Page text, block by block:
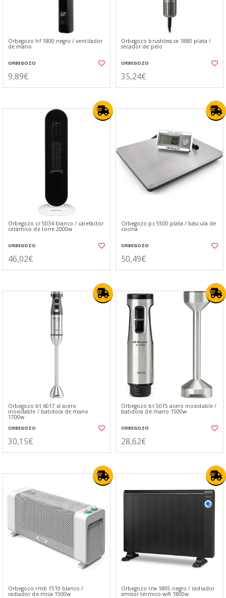
Orbegozo hf 1800 negro / ventilador
de mano
ORBEGOZO
9,89€
Orbegozo brushless se 1880 plata /
secador de pelo
ORBEGOZO
35,24€
Orbegozo cr 5034 blanco / calefactor
cerámico de torre 2000w
ORBEGOZO
46,02€
Orbegozo pc 5500 plata / báscula de
cocina
ORBEGOZO
50,49€
Orbegozo bt 6017 xl acero
inoxidable / batidora de mano
1700w
ORBEGOZO
30,15€
Orbegozo bt 5015 acero inoxidable /
batidora de mano 1500w
ORBEGOZO
28,62€
Orbegozo rmb 1510 blanco /
radiador de mica 1500w
Orbegozo rrw 1805 negro / radiador
emisor térmico wifi 1800w